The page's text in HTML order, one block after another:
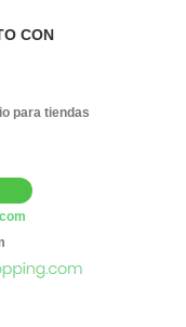
CON
para tiendas